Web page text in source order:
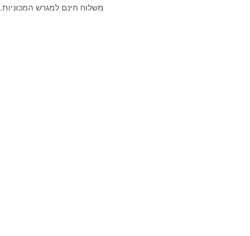
משלוח חינם למגרש המכוניות.